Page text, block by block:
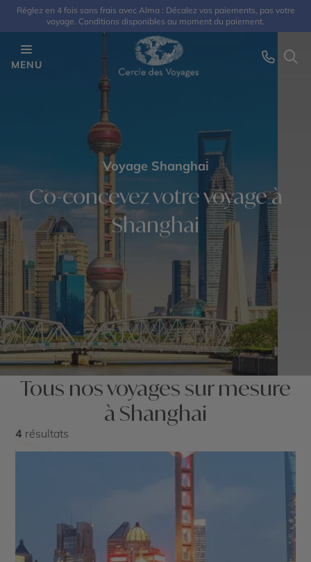
Réglez en 4 fois sans frais avec Alma : Décalez vos paiements, pas votre
voyage. Conditions disponibles au moment du paiement.
MENU
Voyage Shanghai
Co-concevez votre voyage à
Shanghai
Tous nos voyages sur mesure
à Shanghai
4 résultats